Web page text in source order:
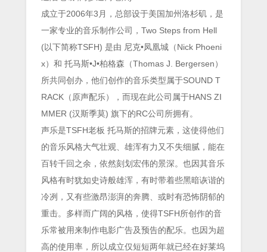
成立于2006年3月，总部设于美国加州洛杉矶，是
一家专业的音乐制作公司，Two Steps from Hell
(以下简称TSFH) 是由 尼克•凤凰城（Nick Phoeni
x）和 托马斯•J•柏格森（Thomas J. Bergersen）
所共同创办，他们创作的音乐类型属于SOUND T
RACK（原声配乐），而现在此公司属于HANS ZI
MMER (汉斯季莫) 旗下的RC公司所拥有。
声乐是TSFH老板 托马斯的招牌元素，这使得他们
的音乐风格大气壮观、雄浑有力又不失细腻，能在
百转千回之余，依然刻划宏伟的景深。也因其音乐
风格有时犹如史诗般雄浑，有时带着些黑暗诙谐的
冷冽，又有些激昂澎湃的奔腾、或时有恐怖阴郁的
重击。多样而广阔的风格，使得TSFH所创作的音
乐常被用来制作电影广告及预告的配乐。也因为超
高的使用率，所以成立仅短短两年就已经在好莱坞